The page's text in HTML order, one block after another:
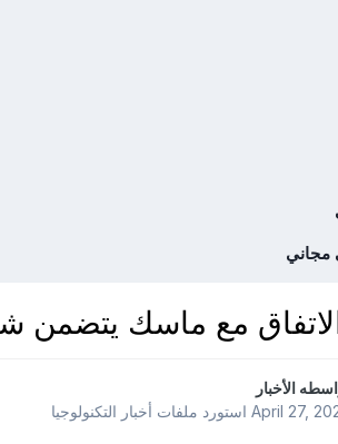
مجاني
مع ماسك يتضمن
الأخبار
April 27,استورد ملفات أخبار التكنولوجيا